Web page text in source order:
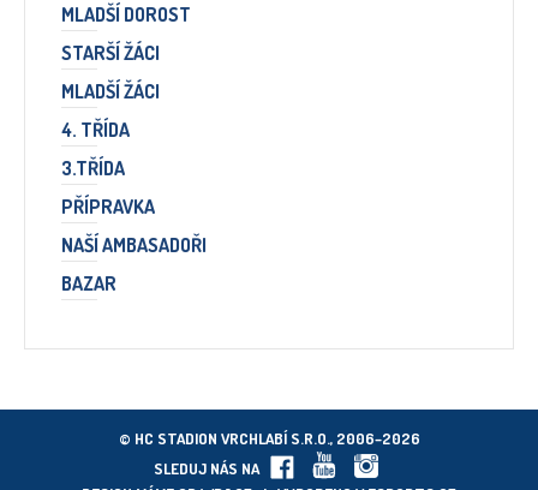
MLADŠÍ DOROST
STARŠÍ ŽÁCI
MLADŠÍ ŽÁCI
4. TŘÍDA
3.TŘÍDA
PŘÍPRAVKA
NAŠÍ AMBASADOŘI
BAZAR
© HC STADION VRCHLABÍ S.R.O., 2006–2026
SLEDUJ NÁS NA